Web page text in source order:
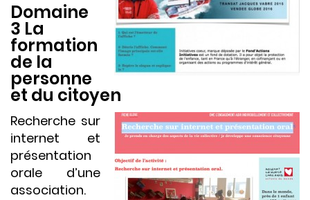
Domaine
3 La
formation
de la
personne
et du citoyen
Recherche sur
internet et
présentation
orale d’une
association.